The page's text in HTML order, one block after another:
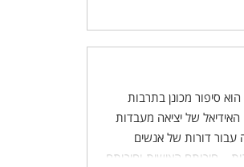
סיפור מכונן בתרבות
האידיאל של יציאה מעבדות
עבור דורות של אנשים
– חירותם האישית וחירותם